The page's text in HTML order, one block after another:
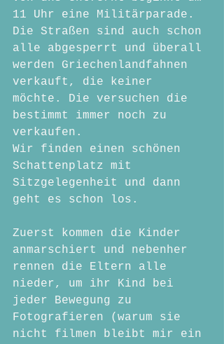
11 Uhr eine Militärparade.
Die Straßen sind auch schon
alle abgesperrt und überall
werden Griechenlandfahnen
verkauft, die keiner
möchte. Die versuchen die
bestimmt immer noch zu
verkaufen.
Wir finden einen schönen
Schattenplatz mit
Sitzgelegenheit und dann
geht es schon los.
Zuerst kommen die Kinder
anmarschiert und nebenher
rennen die Eltern alle
nieder, um ihr Kind bei
jeder Bewegung zu
Fotografieren (warum sie
nicht filmen bleibt mir ein